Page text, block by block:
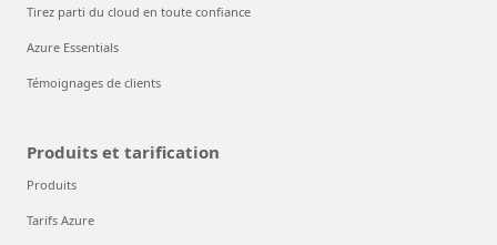
Tirez parti du cloud en toute confiance
Azure Essentials
Témoignages de clients
Produits et tarification
Produits
Tarifs Azure